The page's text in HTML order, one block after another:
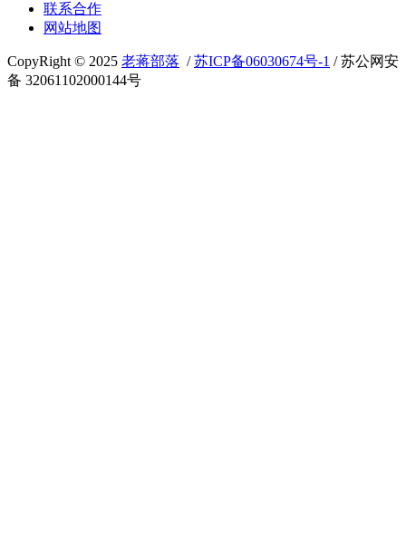
联系合作
网站地图
CopyRight © 2025 老蒋部落 /苏ICP备06030674号-1 / 苏公网安
备 32061102000144号